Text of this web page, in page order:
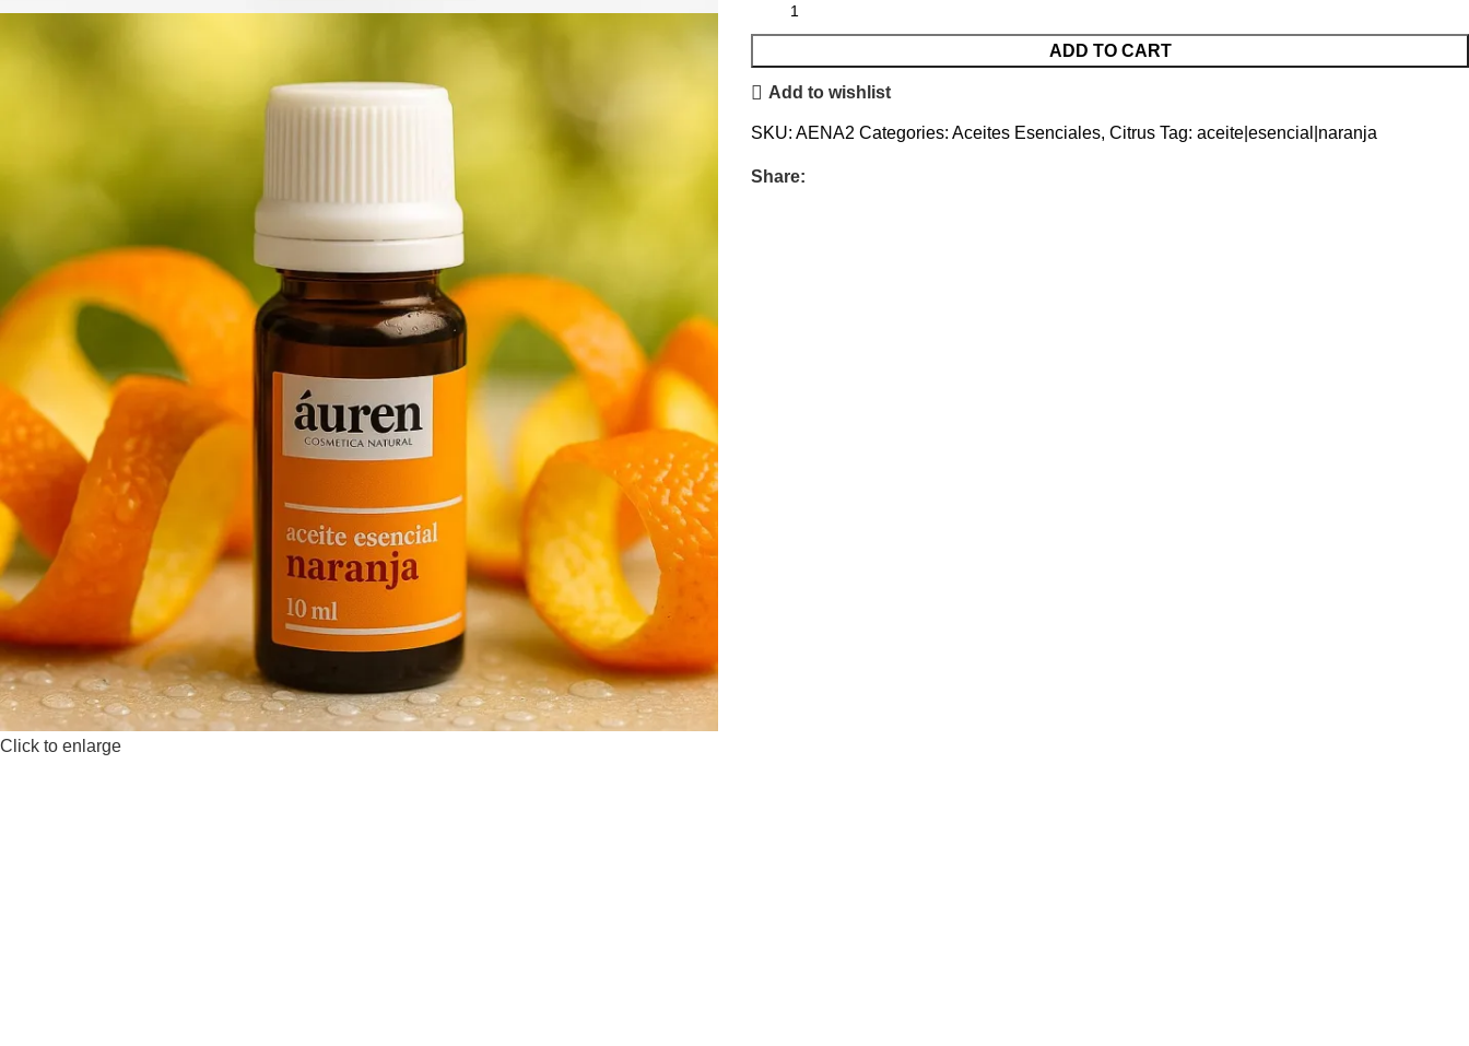
Click to enlarge
ADD TO CART
Add to wishlist
SKU: AENA2 Categories: Aceites Esenciales, Citrus Tag: aceite|esencial|naranja
Share: